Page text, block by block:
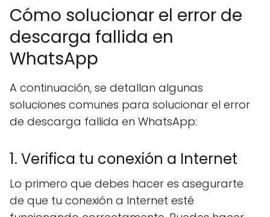
Cómo solucionar el error de
descarga fallida en
WhatsApp
A continuación, se detallan algunas
soluciones comunes para solucionar el error
de descarga fallida en WhatsApp:
1. Verifica tu conexión a Internet
Lo primero que debes hacer es asegurarte
de que tu conexión a Internet esté